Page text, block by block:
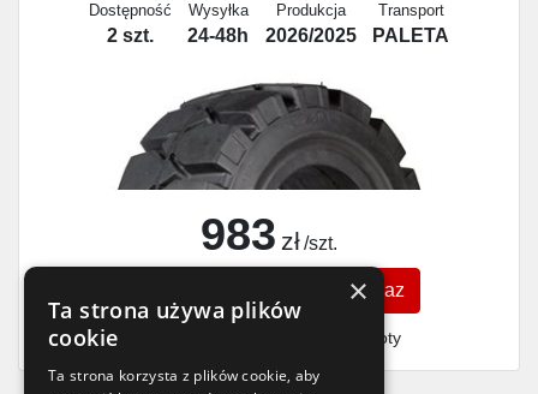
Dostępność
2 szt.
Wysyłka
24-48h
Produkcja
2026/2025
Transport
PALETA
983 zł /szt.
Kup teraz
- MŚP i floty
×
Ta strona używa plików
cookie
Ta strona korzysta z plików cookie, aby